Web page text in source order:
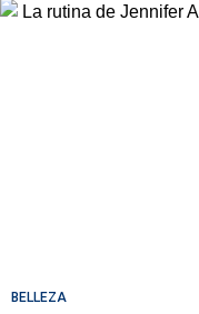
BELLEZA